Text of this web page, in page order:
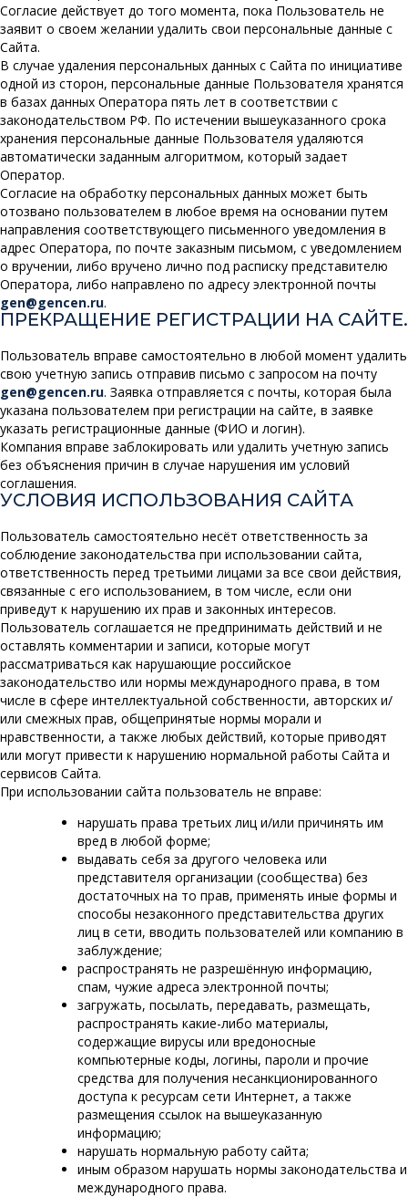
Согласие действует до того момента, пока Пользователь не
заявит о своем желании удалить свои персональные данные с
Сайта.
В случае удаления персональных данных с Сайта по инициативе
одной из сторон, персональные данные Пользователя хранятся
в базах данных Оператора пять лет в соответствии с
законодательством РФ. По истечении вышеуказанного срока
хранения персональные данные Пользователя удаляются
автоматически заданным алгоритмом, который задает
Оператор.
Согласие на обработку персональных данных может быть
отозвано пользователем в любое время на основании путем
направления соответствующего письменного уведомления в
адрес Оператора, по почте заказным письмом, с уведомлением
о вручении, либо вручено лично под расписку представителю
Оператора, либо направлено по адресу электронной почты
gen@gencen.ru.
ПРЕКРАЩЕНИЕ РЕГИСТРАЦИИ НА САЙТЕ.
Пользователь вправе самостоятельно в любой момент удалить
свою учетную запись отправив письмо с запросом на почту
gen@gencen.ru. Заявка отправляется с почты, которая была
указана пользователем при регистрации на сайте, в заявке
указать регистрационные данные (ФИО и логин).
Компания вправе заблокировать или удалить учетную запись
без объяснения причин в случае нарушения им условий
соглашения.
УСЛОВИЯ ИСПОЛЬЗОВАНИЯ САЙТА
Пользователь самостоятельно несёт ответственность за
соблюдение законодательства при использовании сайта,
ответственность перед третьими лицами за все свои действия,
связанные с его использованием, в том числе, если они
приведут к нарушению их прав и законных интересов.
Пользователь соглашается не предпринимать действий и не
оставлять комментарии и записи, которые могут
рассматриваться как нарушающие российское
законодательство или нормы международного права, в том
числе в сфере интеллектуальной собственности, авторских и/
или смежных прав, общепринятые нормы морали и
нравственности, а также любых действий, которые приводят
или могут привести к нарушению нормальной работы Сайта и
сервисов Сайта.
При использовании сайта пользователь не вправе:
нарушать права третьих лиц и/или причинять им
вред в любой форме;
выдавать себя за другого человека или
представителя организации (сообщества) без
достаточных на то прав, применять иные формы и
способы незаконного представительства других
лиц в сети, вводить пользователей или компанию в
заблуждение;
распространять не разрешённую информацию,
спам, чужие адреса электронной почты;
загружать, посылать, передавать, размещать,
распространять какие-либо материалы,
содержащие вирусы или вредоносные
компьютерные коды, логины, пароли и прочие
средства для получения несанкционированного
доступа к ресурсам сети Интернет, а также
размещения ссылок на вышеуказанную
информацию;
нарушать нормальную работу сайта;
иным образом нарушать нормы законодательства и
международного права.